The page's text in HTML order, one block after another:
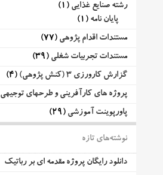
رشته صنایع غذایی (1)
پایان نامه (1)
مستندات اقدام پژوهی (77)
مستندات تجربیات شغلی (39)
گزارش کارورزی 3 (کنش پژوهی)
(4)
پروژه های کارآفرینی و طرحهای توجیهی
پاورپوینت آموزشی (29)
نوشته‌های تازه
دانلود رایگان پروژه مقدمه ای بر رباتیک